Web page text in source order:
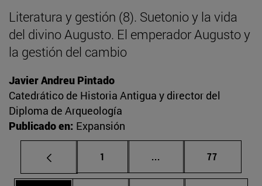
Literatura y gestión (8). Suetonio y la vida
del divino Augusto. El emperador Augusto y
la gestión del cambio
Javier Andreu Pintado
Catedrático de Historia Antigua y director del
Diploma de Arqueología
Publicado en: Expansión
Página
1 ... Páginas intermedias
Página
77